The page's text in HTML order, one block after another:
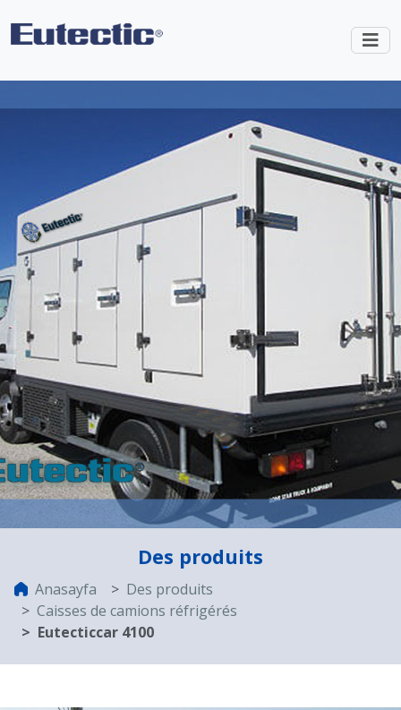
Des produits
Anasayfa
Des produits
Caisses de camions réfrigérés
Eutecticcar 4100